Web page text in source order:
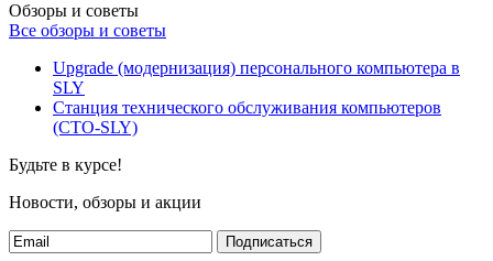
Обзоры и советы
Все обзоры и советы
Upgrade (модернизация) персонального компьютера в
SLY
Станция технического обслуживания компьютеров
(СТО-SLY)
Будьте в курсе!
Новости, обзоры и акции
Подписаться